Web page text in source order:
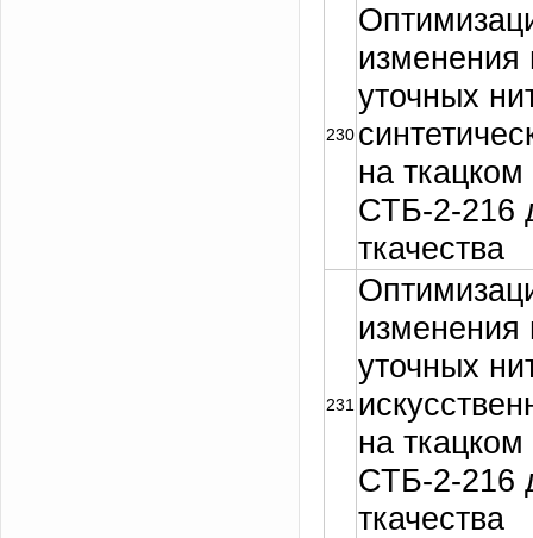
230
изменения
уточных
на ткацком
СТБ-2-216
ткачества
231
изменения
уточных
на ткацком
СТБ-2-216
ткачества